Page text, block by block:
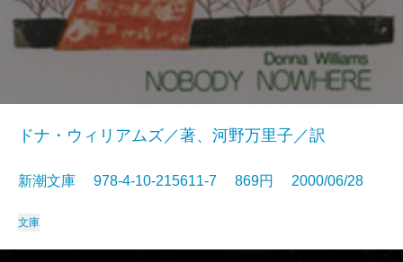
ドナ・ウィリアムズ／著、河野万里子／訳
新潮文庫 978-4-10-215611-7 869円 2000/06/28
文庫